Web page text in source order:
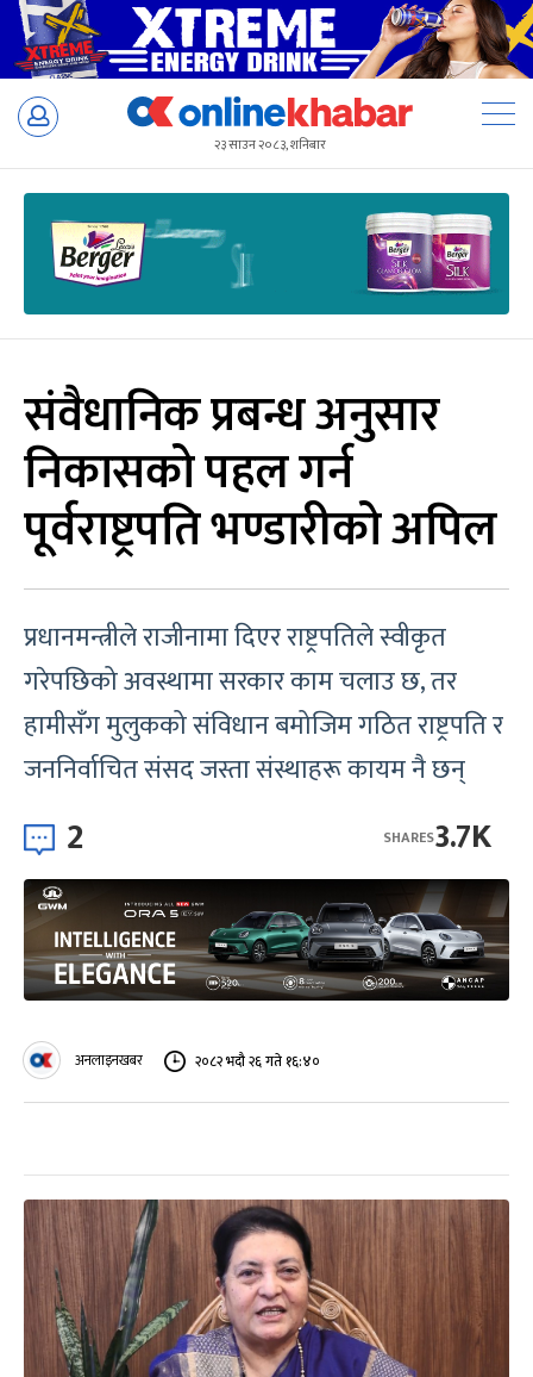
Skip
२३ साउन २०८३, शनिबार
संवैधानिक प्रबन्ध अनुसार
निकासको पहल गर्न
पूर्वराष्ट्रपति भण्डारीको अपिल
प्रधानमन्त्रीले राजीनामा दिएर राष्ट्रपतिले स्वीकृत
गरेपछिको अवस्थामा सरकार काम चलाउ छ, तर
हामीसँग मुलुकको संविधान बमोजिम गठित राष्ट्रपति र
जननिर्वाचित संसद जस्ता संस्थाहरू कायम नै छन्
2 3.7K
SHARES
अनलाइनखबर २०८२ भदौ २६ गते १६:४०